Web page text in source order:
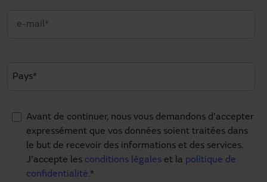
Avant de continuer, nous vous demandons d'accepter
expressément que vos données soient traitées dans
le but de recevoir des informations et des services.
J'accepte les conditions légales et la politique de
confidentialité.*